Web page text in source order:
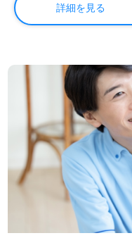
が可能です。明るく
ャリアアップを目指す
東京都、神奈川県、埼
おり、自分の希望エリ
に、ウィルオブ介護で
広く提供しており、転
行っています。非公開
くの選択肢から自分に
す。転職活動を考えて
せください。
詳細を見る